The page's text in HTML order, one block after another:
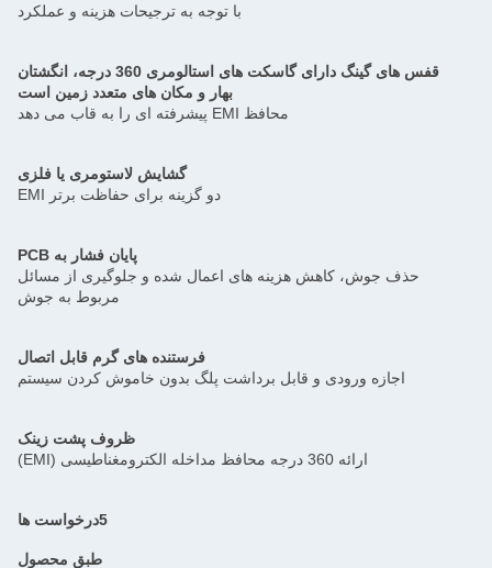
با توجه به ترجیحات هزینه و عملکرد
قفس های گینگ دارای گاسکت های استالومری 360 درجه، انگشتان
بهار و مکان های متعدد زمین است
محافظ EMI پیشرفته ای را به قاب می دهد
گشایش لاستومری یا فلزی
دو گزینه برای حفاظت برتر EMI
پایان فشار به PCB
حذف جوش، کاهش هزینه های اعمال شده و جلوگیری از مسائل
مربوط به جوش
فرستنده های گرم قابل اتصال
اجازه ورودی و قابل برداشت پلگ بدون خاموش کردن سیستم
ظروف پشت زینک
ارائه 360 درجه محافظ مداخله الکترومغناطیسی (EMI)
5درخواست ها
طبق محصول